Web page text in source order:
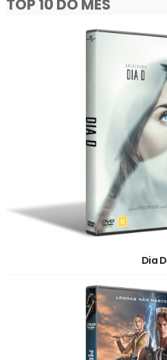
TOP 10 DO MÊS
Dia D